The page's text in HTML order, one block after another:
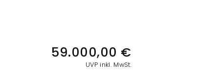
59.000,00 €
UVP inkl. MwSt.